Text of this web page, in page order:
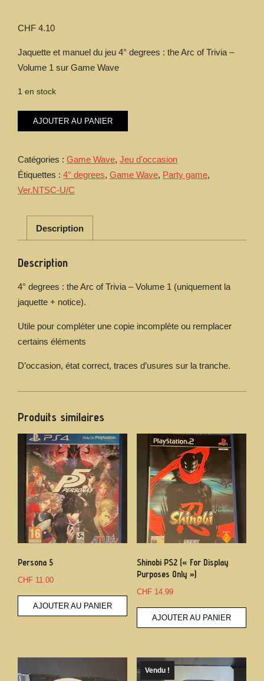
CHF 4.10
Jaquette et manuel du jeu 4° degrees : the Arc of Trivia –
Volume 1 sur Game Wave
1 en stock
quantité
:
the
Arc
(jaquette+notice)
AJOUTER AU PANIER
Catégories : Game Wave, Jeu d'occasion
Étiquettes : 4° degrees, Game Wave, Party game,
Ver.NTSC-U/C
Description
Description
4° degrees : the Arc of Trivia – Volume 1 (uniquement la
jaquette + notice).
Utile pour compléter une copie incomplète ou remplacer
certains éléments
D’occasion, état correct, traces d’usures sur la tranche.
Produits similaires
Persona 5
CHF 11.00
AJOUTER AU PANIER
Shinobi PS2 (« For Display
Purposes Only »)
CHF14.99
AJOUTER AU PANIER
Vendu !